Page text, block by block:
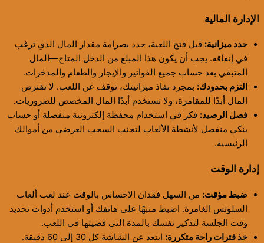
الإدارة المالية
حدد ميزانية: قبل فتح اللعبة، حدد بصرامة مقدار المال الذي ترغب
في إنفاقه. يجب أن يكون هذا المبلغ من الدخل المتاح—المال
المتبقي بعد حساب جميع الفواتير والإيجار والطعام والمدخرات.
التزم بحدودك: بمجرد نفاذ ميزانيتك، توقف عن اللعب. لا تقترض
المال أبدًا للمقامرة، ولا تستخدم أبدًا المال المخصص للضروريات.
فصل الرصيد: فكر في استخدام محفظة إلكترونية منفصلة أو حساب
بنكي منفصل لأنشطة الألعاب لتجنب السحب العرضي من أموالك
الرئيسية.
إدارة الوقت
ضبط مؤقت: من السهل فقدان الإحساس بالوقت عند لعب ألعاب
السلوتس الغامرة. اضبط منبهًا على هاتفك أو استخدم أدوات تحديد
وقت الجلسة لتذكير نفسك بالمدة التي قضيتها في اللعب.
خذ فترات راحة متكررة:
ابتعد عن الشاشة كل 30 إلى 60 دقيقة.